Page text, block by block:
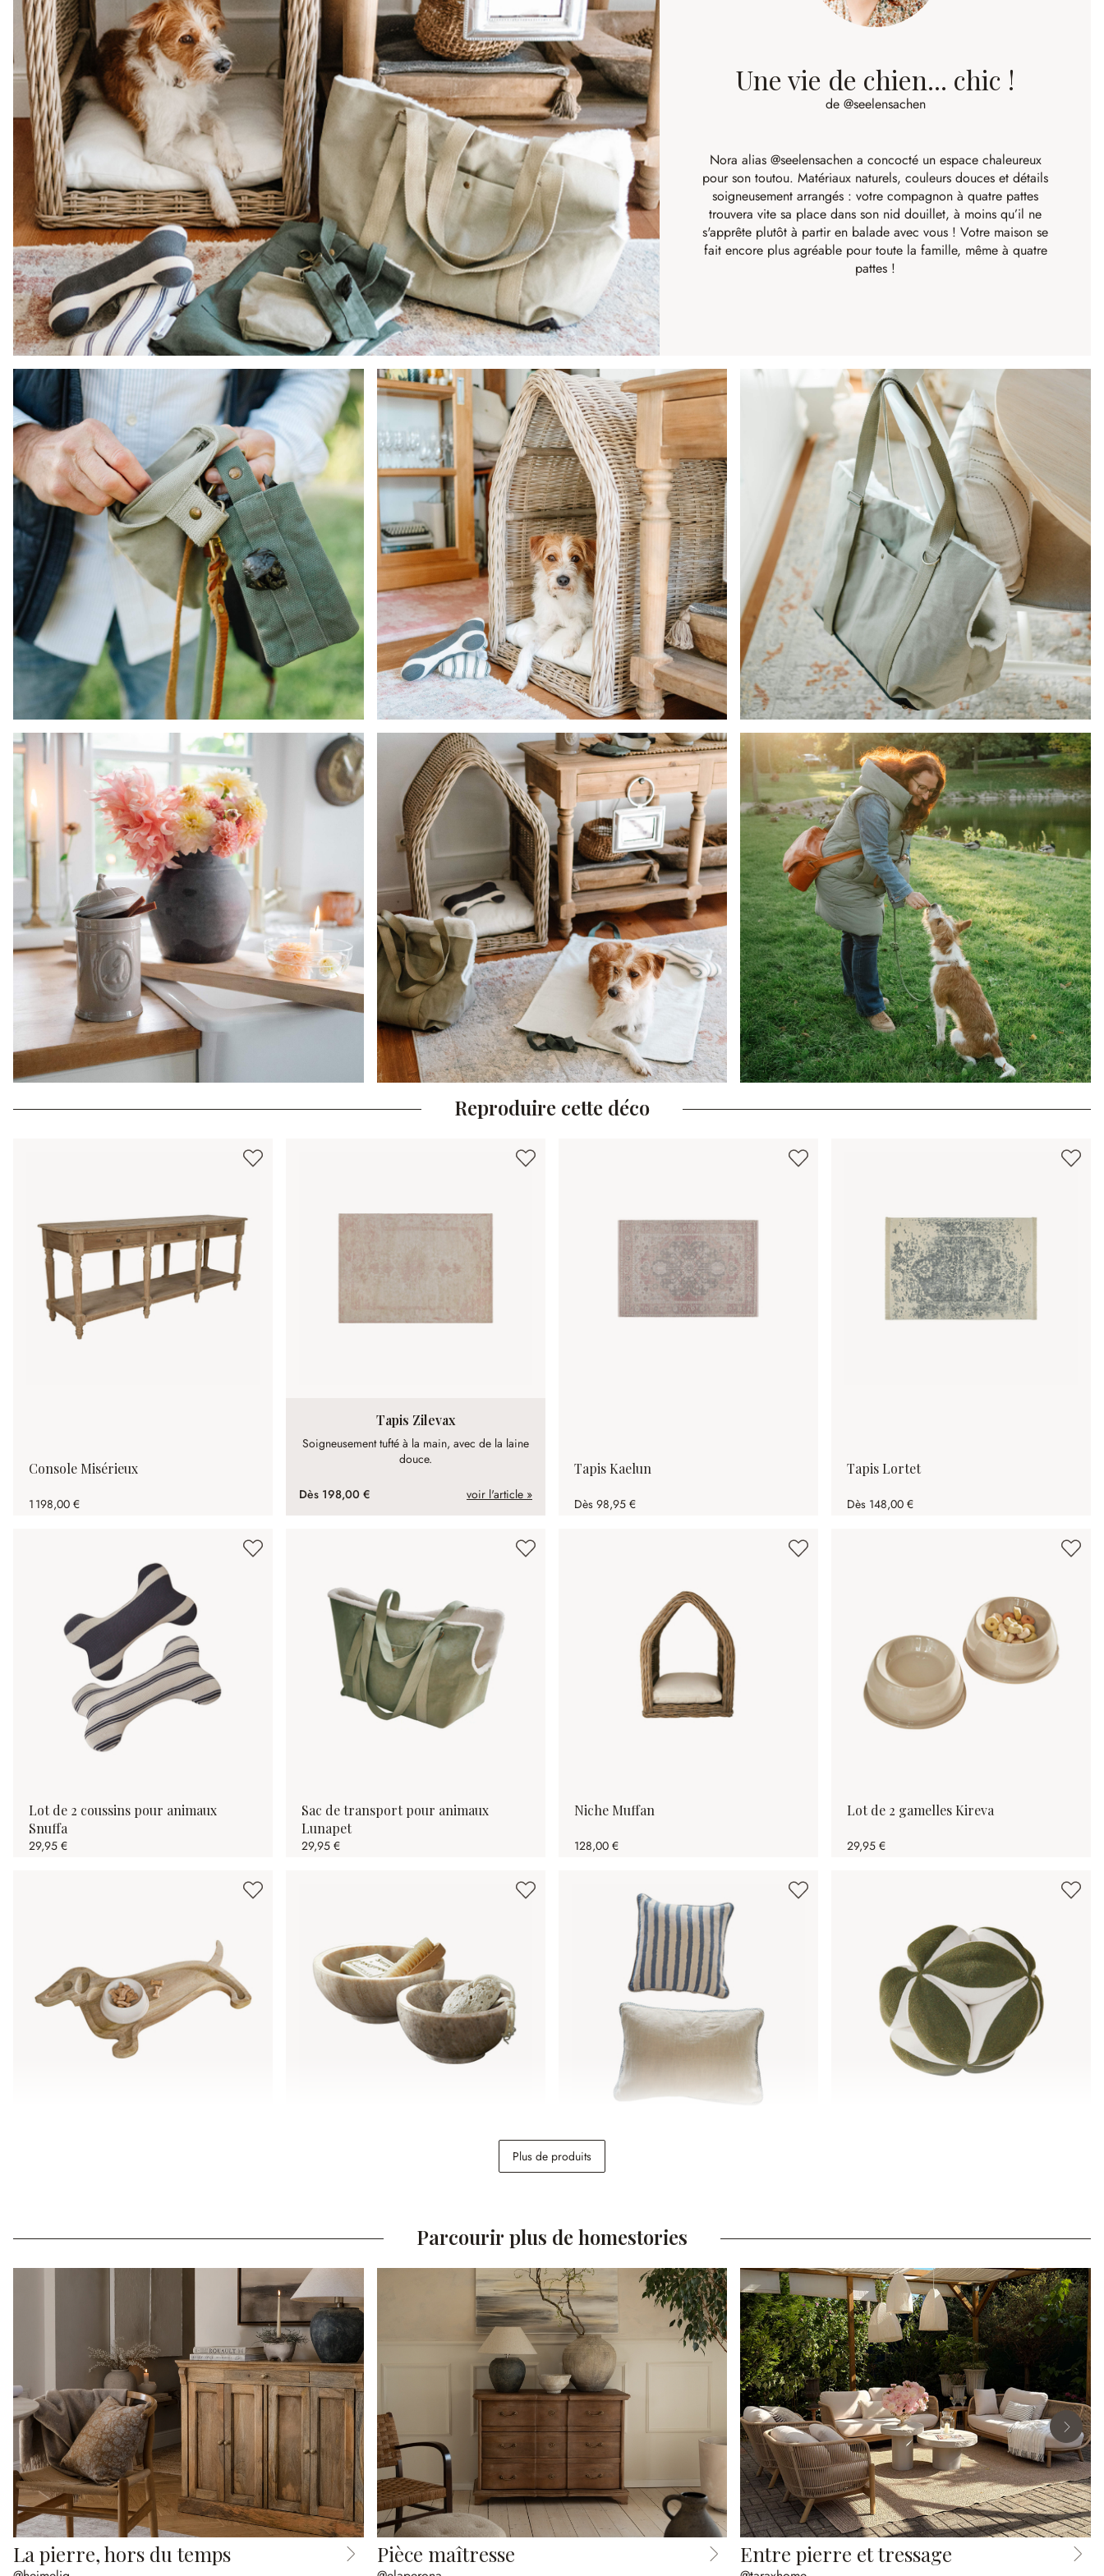
Une vie de chien... chic !
de @seelensachen
Nora alias @seelensachena concocté un espace chaleureux
pour son toutou. Matériaux naturels, couleurs douces et détails
soigneusement arrangés : votre compagnon à quatre pattes
trouvera vite sa place dans son nid douillet, à moins qu’il ne
s'apprête plutôt à partir en balade avec vous ! Votre maison se
fait encore plus agréable pour toute la famille, même à quatre
pattes !
Reproduire cette déco
Console Misérieux
1 198,00 €
Tapis Zilevax
Soigneusement tufté à la main, avec de la laine
douce.
Dès 198,00 € voir l'article »
Tapis Kaelun
Dès 98,95 €
Tapis Lortet
Dès 148,00 €
Lot de 2 coussins pour animaux
Snuffa
29,95 €
Sac de transport pour animaux
Lunapet
29,95 €
Niche Muffan
128,00 €
Lot de 2 gamelles Kireva
29,95 €
Lot de 2 housses de coussins
Alarindor
Plus de produits
Parcourir plus de homestories
La pierre, hors du temps Pièce maîtresse Entre pierre et tressage